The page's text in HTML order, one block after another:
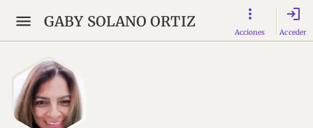
GABY SOLANO ORTIZ
Acciones
login
Acceder